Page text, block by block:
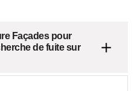
Façades pour
de fuite sur